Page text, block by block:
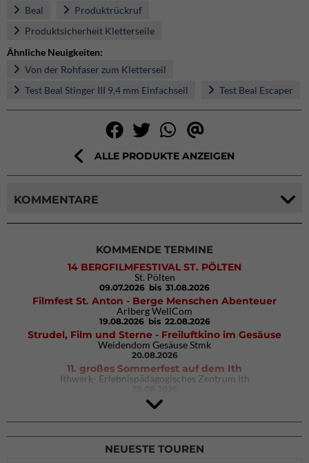
Beal
Produktrückruf
Produktsicherheit Kletterseile
Ähnliche Neuigkeiten:
Von der Rohfaser zum Kletterseil
Test Beal Stinger III 9,4 mm Einfachseil
Test Beal Escaper
ALLE PRODUKTE ANZEIGEN
KOMMENTARE
KOMMENDE TERMINE
14 BERGFILMFESTIVAL ST. PÖLTEN
St. Pölten
09.07.2026 bis 31.08.2026
Filmfest St. Anton - Berge Menschen Abenteuer
Arlberg WellCom
19.08.2026 bis 22.08.2026
Strudel, Film und Sterne - Freiluftkino im Gesäuse
Weidendom Gesäuse Stmk
20.08.2026
11. großes Sommerfest auf dem Ith
Ithwerk- Erlebnispädagogisches Zentrum Ith
4Blocs KIDS 2026
DAV Kletter- & Boulderzentrum München Süd (Thalkirchen)
26.09.2026
NEUESTE TOUREN